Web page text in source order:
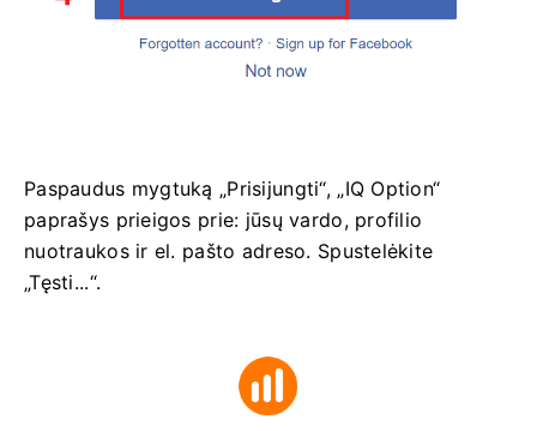
Paspaudus mygtuką „Prisijungti“, „IQ Option“
paprašys prieigos prie: jūsų vardo, profilio
nuotraukos ir el. pašto adreso. Spustelėkite
„Tęsti...“.